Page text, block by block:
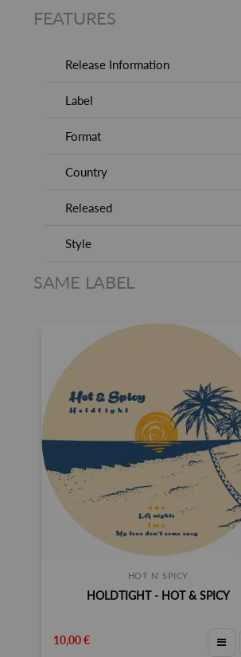
FEATURES
Release Information
Label
Format
Country
Released
Style
SAME LABEL
HOT N' SPICY
HOLDTIGHT - HOT & SPICY
10,00 €